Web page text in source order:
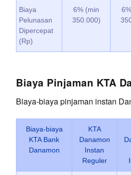
Biaya
Pelunasan
Dipercepat
(Rp)
6% (min
350.000)
Biaya Pinjaman KTA
Biaya-biaya pinjaman instan
Biaya-biaya
KTA Bank
Danamon
KTA
Danamon
Instan
Reguler